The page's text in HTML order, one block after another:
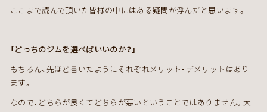
ここまで読んで頂いた皆様の中にはある疑問が浮んだと思います。
「どっちのジムを選べばいいのか？」
もちろん、先ほど書いたようにそれぞれメリット・デメリットはあり
ます。
なので、どちらが良くてどちらが悪いということではありません。大